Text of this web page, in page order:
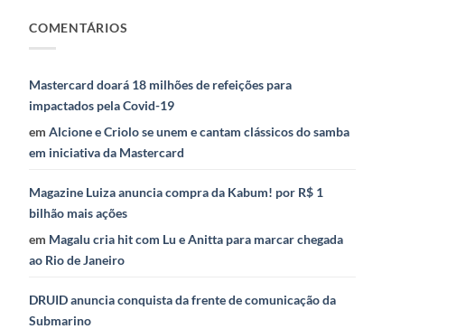
COMENTÁRIOS
Mastercard doará 18 milhões de refeições para
impactados pela Covid-19
emAlcione e Criolo se unem e cantam clássicos do samba
em iniciativa da Mastercard
Magazine Luiza anuncia compra da Kabum! por R$ 1
bilhão mais ações
em Magalu cria hit com Lu e Anitta para marcar chegada
ao Rio de Janeiro
DRUID anuncia conquista da frente de comunicação da
Submarino